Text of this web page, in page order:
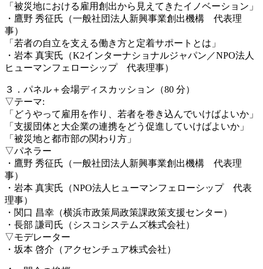
「被災地における雇用創出から見えてきたイノベーション 」
・鷹野 秀征氏（一般社団法人新興事業創出機構 代表理
事）
「若者の自立を支える働き方と定着サポートとは」
・岩本 真実氏（K2インターナショナルジャパン／NPO法人
ヒ ューマンフェローシップ 代表理事）
３．パネル＋会場ディスカッション（80 分）
▽テーマ:
「どうやって雇用を作り、若者を巻き込んでいけばよいか 」
「支援団体と大企業の連携をどう促進していけばよいか」
「被災地と都市部の関わり方」
▽パネラー
・鷹野 秀征氏（一般社団法人新興事業創出機構 代表理
事）
・岩本 真実氏（NPO法人ヒューマンフェローシップ 代表
理事）
・関口 昌幸（横浜市政策局政策課政策支援センター）
・長部 謙司氏（シスコシステムズ株式会社）
▽モデレーター
・坂本 啓介（アクセンチュア株式会社）